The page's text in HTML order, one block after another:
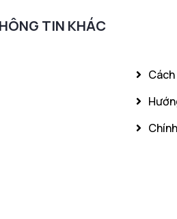
TIN KHÁC